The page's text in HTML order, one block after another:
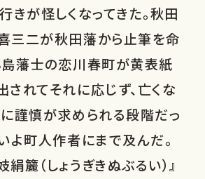
きが怪しくなってきた。秋田
三二が秋田藩から止筆を命
島藩士の恋川春町が黄表紙
れてそれに応じず、亡くな
謹慎が求められる段階だっ
よ町人作者にまで及んだ。
籭（しょうぎきぬぶるい）』